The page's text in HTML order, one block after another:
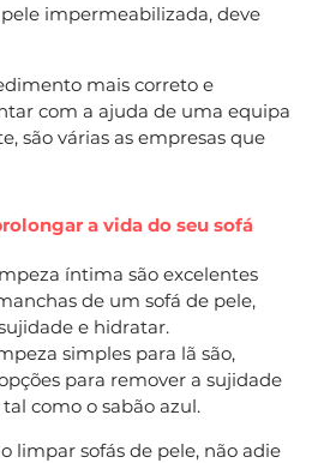
pele impermeabilizada, deve
mais correto e
com a ajuda de uma equipa
são várias as empresas que
a vida do seu sofá
íntima são excelentes
de um sofá de pele,
e hidratar.
simples para lã são,
para remover a sujidade
como o sabão azul.
limpar sofás de pele, não adie